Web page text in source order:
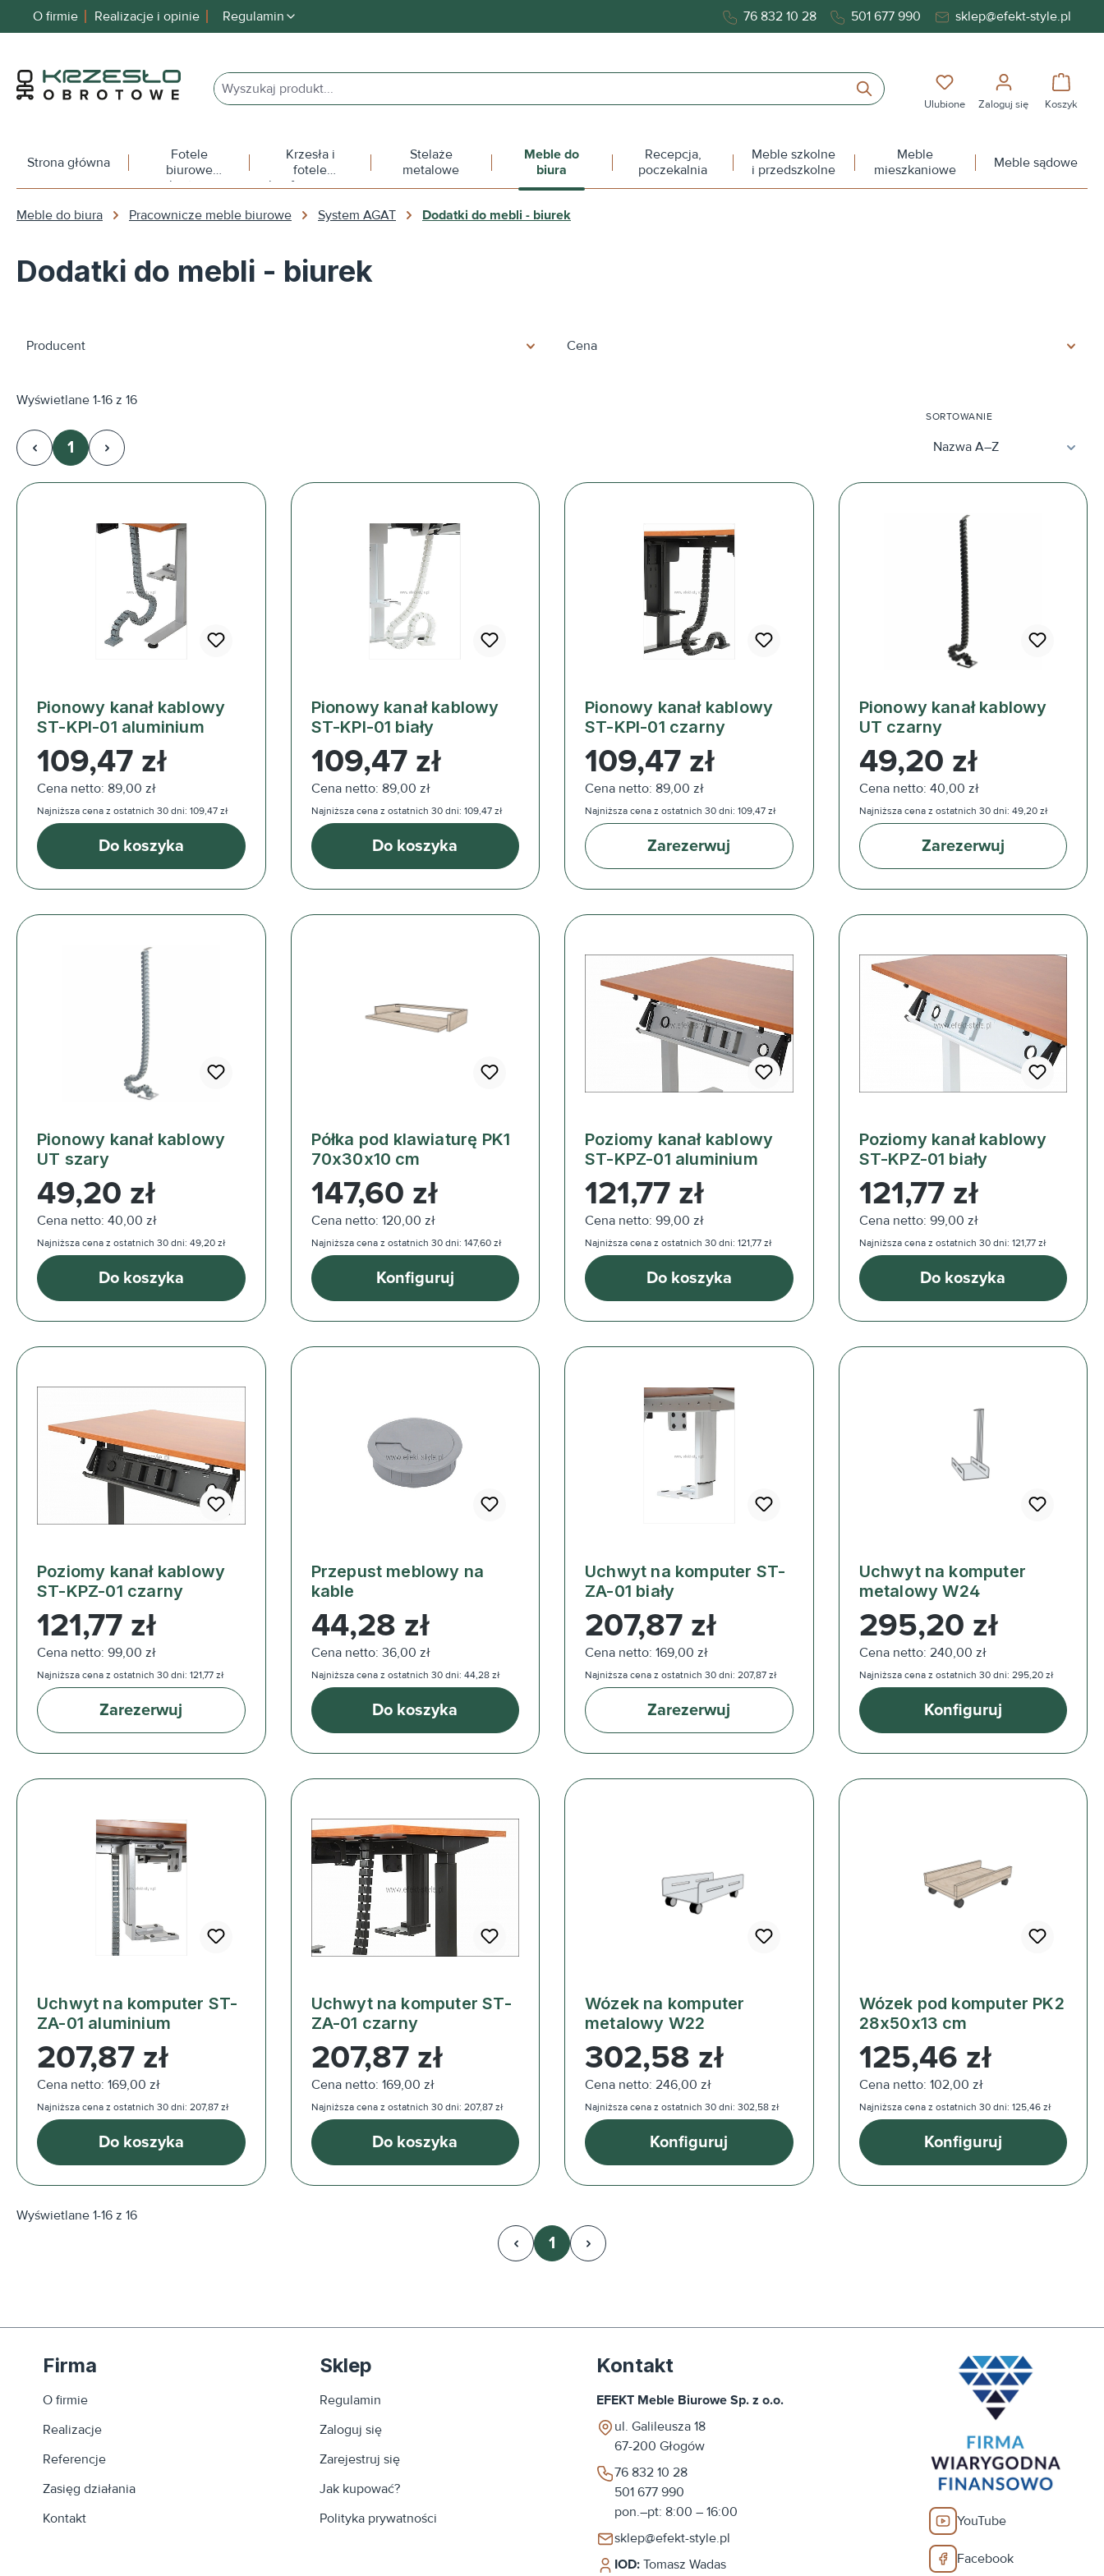
Przejdź do głównej nawigacji
O firmie Realizacje i opinie Regulamin 76 832 10 28 501 677 990 sklep@efekt-style.pl
Masz 0 przedmioty na
Ulubione Zaloguj się Koszyk
Strona główna
Fotele
biurowe
obrotowe
Krzesła i
fotele
konferencyjne
Stelaże
metalowe
Meble do
biura
Recepcja,
poczekalnia
Meble szkolne
i przedszkolne
Meble
mieszkaniowe
Meble sądowe
Meble do biura Pracownicze meble biurowe System AGAT Dodatki do mebli - biurek
Dodatki do mebli - biurek
Producent Cena
Wyświetlane 1-16 z 16
Strona
1
SORTOWANIE
Pionowy kanał kablowy
ST-KPI-01 aluminium
Cena regularna:
109,47 zł
Cena netto: 89,00 zł
Najniższa cena z ostatnich 30 dni: 109,47 zł
Do koszyka
Pionowy kanał kablowy
ST-KPI-01 biały
Cena regularna:
109,47 zł
Cena netto: 89,00 zł
Najniższa cena z ostatnich 30 dni: 109,47 zł
Do koszyka
Pionowy kanał kablowy
ST-KPI-01 czarny
Cena regularna:
109,47 zł
Cena netto: 89,00 zł
Najniższa cena z ostatnich 30 dni: 109,47 zł
Zarezerwuj
Pionowy kanał kablowy
UT czarny
Cena regularna:
49,20 zł
Cena netto: 40,00 zł
Najniższa cena z ostatnich 30 dni: 49,20 zł
Zarezerwuj
Pionowy kanał kablowy
UT szary
Cena regularna:
49,20 zł
Cena netto: 40,00 zł
Najniższa cena z ostatnich 30 dni: 49,20 zł
Do koszyka
Półka pod klawiaturę PK1
70x30x10 cm
Cena regularna:
147,60 zł
Cena netto: 120,00 zł
Najniższa cena z ostatnich 30 dni: 147,60 zł
Konfiguruj
Poziomy kanał kablowy
ST-KPZ-01 aluminium
Cena regularna:
121,77 zł
Cena netto: 99,00 zł
Najniższa cena z ostatnich 30 dni: 121,77 zł
Do koszyka
Poziomy kanał kablowy
ST-KPZ-01 biały
Cena regularna:
121,77 zł
Cena netto: 99,00 zł
Najniższa cena z ostatnich 30 dni: 121,77 zł
Do koszyka
Poziomy kanał kablowy
ST-KPZ-01 czarny
Cena regularna:
121,77 zł
Cena netto: 99,00 zł
Najniższa cena z ostatnich 30 dni: 121,77 zł
Zarezerwuj
Przepust meblowy na
kable
Cena regularna:
44,28 zł
Cena netto: 36,00 zł
Najniższa cena z ostatnich 30 dni: 44,28 zł
Do koszyka
Uchwyt na komputer ST-
ZA-01 biały
Cena regularna:
207,87 zł
Cena netto: 169,00 zł
Najniższa cena z ostatnich 30 dni: 207,87 zł
Zarezerwuj
Uchwyt na komputer
metalowy W24
Cena regularna:
295,20 zł
Cena netto: 240,00 zł
Najniższa cena z ostatnich 30 dni: 295,20 zł
Konfiguruj
Uchwyt na komputer ST-
ZA-01 aluminium
Cena regularna:
207,87 zł
Cena netto: 169,00 zł
Najniższa cena z ostatnich 30 dni: 207,87 zł
Do koszyka
Uchwyt na komputer ST-
ZA-01 czarny
Cena regularna:
207,87 zł
Cena netto: 169,00 zł
Najniższa cena z ostatnich 30 dni: 207,87 zł
Do koszyka
Wózek na komputer
metalowy W22
Cena regularna:
302,58 zł
Cena netto: 246,00 zł
Najniższa cena z ostatnich 30 dni: 302,58 zł
Konfiguruj
Wózek pod komputer PK2
28x50x13 cm
Cena regularna:
125,46 zł
Cena netto: 102,00 zł
Najniższa cena z ostatnich 30 dni: 125,46 zł
Konfiguruj
Wyświetlane 1-16 z 16
Strona
1
Firma
O firmie
Realizacje
Referencje
Zasięg działania
Kontakt
Sklep
Regulamin
Zaloguj się
Zarejestruj się
Jak kupować?
Polityka prywatności
Kontakt
EFEKT Meble Biurowe Sp. z o.o.
ul. Galileusza 18
67-200 Głogów
76 832 10 28
501 677 990
pon.–pt: 8:00 – 16:00
sklep@efekt-style.pl
IOD: Tomasz Wadas
YouTube
Facebook